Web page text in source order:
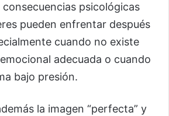
psicológicas
pueden enfrentar después
cuando no existe
adecuada o cuando
bajo presión.
la imagen “perfecta” y